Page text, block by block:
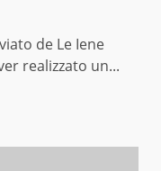
de Le Iene
realizzato un...